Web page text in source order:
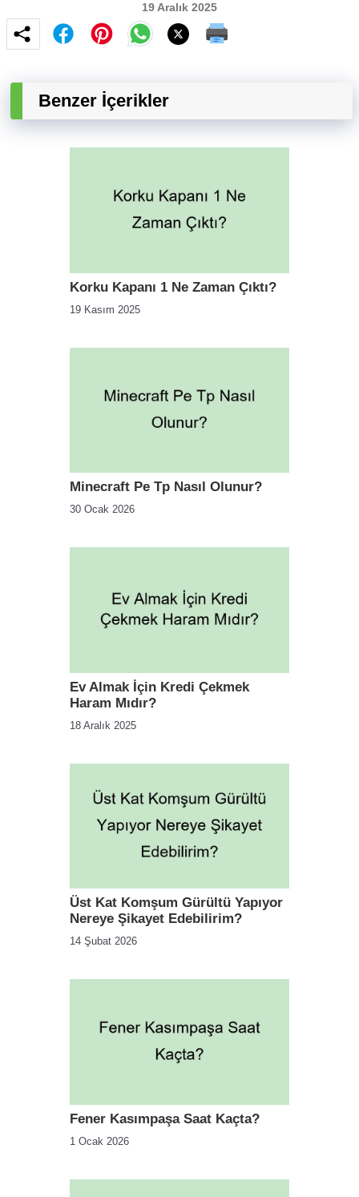
19 Aralık 2025
Benzer İçerikler
Korku Kapanı 1 Ne Zaman Çıktı?
19 Kasım 2025
Minecraft Pe Tp Nasıl Olunur?
30 Ocak 2026
Ev Almak İçin Kredi Çekmek
Haram Mıdır?
18 Aralık 2025
Üst Kat Komşum Gürültü Yapıyor
Nereye Şikayet Edebilirim?
14 Şubat 2026
Fener Kasımpaşa Saat Kaçta?
1 Ocak 2026